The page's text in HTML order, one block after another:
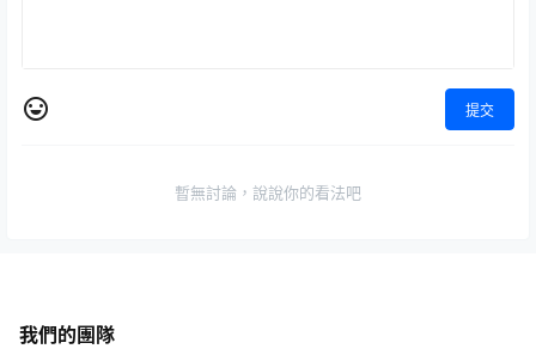
提交
暫無討論，說說你的看法吧
我們的團隊